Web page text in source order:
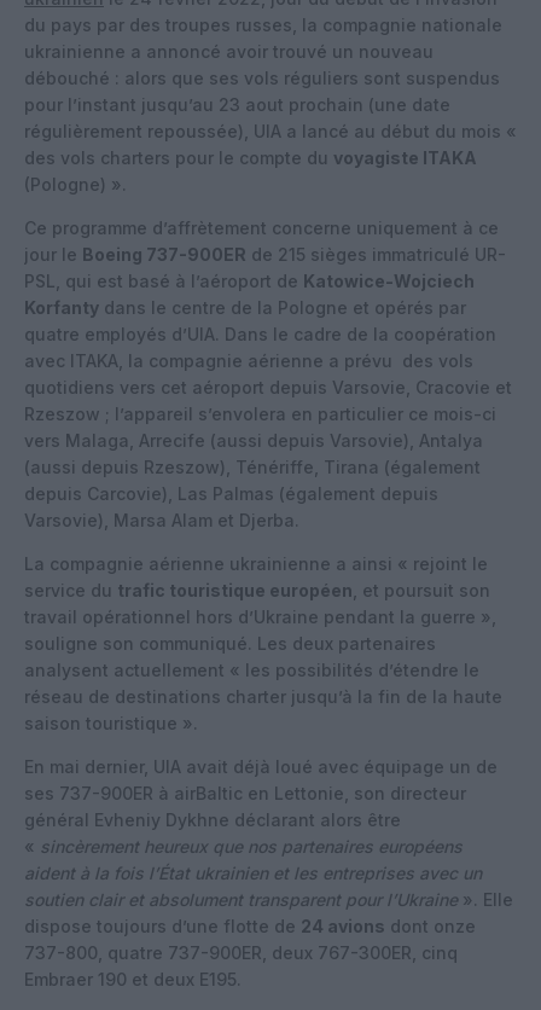
du pays par des troupes russes, la compagnie nationale
ukrainienne a annoncé avoir trouvé un nouveau
débouché : alors que ses vols réguliers sont suspendus
pour l’instant jusqu’au 23 aout prochain (une date
régulièrement repoussée), UIA a lancé au début du mois «
des vols charters pour le compte du voyagiste ITAKA
(Pologne) ».
Ce programme d’affrètement concerne uniquement à ce
jour le Boeing 737-900ER de 215 sièges immatriculé UR-
PSL, qui est basé à l’aéroport de Katowice-Wojciech
Korfanty dans le centre de la Pologne et opérés par
quatre employés d’UIA. Dans le cadre de la coopération
avec ITAKA, la compagnie aérienne a prévu des vols
quotidiens vers cet aéroport depuis Varsovie, Cracovie et
Rzeszow ; l’appareil s’envolera en particulier ce mois-ci
vers Malaga, Arrecife (aussi depuis Varsovie), Antalya
(aussi depuis Rzeszow), Ténériffe, Tirana (également
depuis Carcovie), Las Palmas (également depuis
Varsovie), Marsa Alam et Djerba.
La compagnie aérienne ukrainienne a ainsi « rejoint le
service du trafic touristique européen , et poursuit son
travail opérationnel hors d’Ukraine pendant la guerre »,
souligne son communiqué. Les deux partenaires
analysent actuellement « les possibilités d’étendre le
réseau de destinations charter jusqu’à la fin de la haute
saison touristique ».
En mai dernier, UIA avait déjà loué avec équipage un de
ses 737-900ER à airBaltic en Lettonie, son directeur
général Evheniy Dykhne déclarant alors être
« sincèrement heureux que nos partenaires européens
aident à la fois l’État ukrainien et les entreprises avec un
soutien clair et absolument transparent pour l’Ukraine ». Elle
dispose toujours d’une flotte de 24 avions dont onze
737-800, quatre 737-900ER, deux 767-300ER, cinq
Embraer 190 et deux E195.